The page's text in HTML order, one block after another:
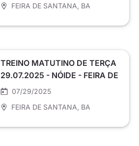
FEIRA DE SANTANA , BA
TREINO MATUTINO DE TERÇA
29.07.2025 - NÓIDE - FEIRA DE
SANTANA
07/29/2025
FEIRA DE SANTANA , BA